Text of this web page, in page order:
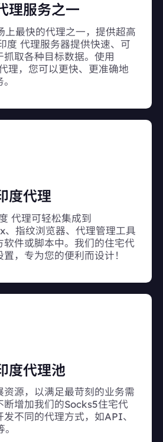
理服务之一
最快的代理之一，提供超高
度 代理服务器提供快速、可
取各种目标数据。使用
理，您可以更快、更准确地
度代理
代理可轻松集成到
指纹浏览器、代理管理工具
软件或脚本中。我们的住宅代
，专为您的便利而设计！
度代理池
资源，以满足最苛刻的业务需
断增加我们的Socks5住宅代
不同的代理方式，如API、